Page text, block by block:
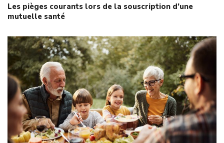
Les pièges courants lors de la souscription d’une
mutuelle santé